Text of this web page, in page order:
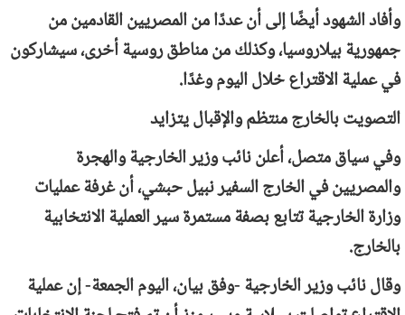
وأفاد الشهود أيضًا إلى أن عددًا من المصريين القادمين من
جمهورية بيلاروسيا، وكذلك من مناطق روسية أخرى، سيشاركون
في عملية الاقتراع خلال اليوم وغدًا.
التصويت بالخارج منتظم والإقبال يتزايد
وفي سياق متصل، أعلن نائب وزير الخارجية والهجرة
والمصريين في الخارج السفير نبيل حبشي، أن غرفة عمليات
وزارة الخارجية تتابع بصفة مستمرة سير العملية الانتخابية
بالخارج.
وقال نائب وزير الخارجية -وفق بيان، اليوم الجمعة- إن عملية